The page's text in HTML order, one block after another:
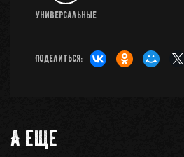
Универсальные
Поделиться:
А еще